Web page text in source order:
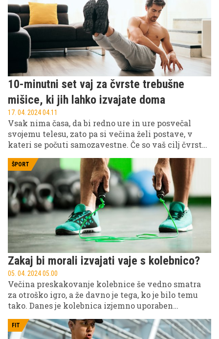
hujšanje, povečanje moči, mišične mase itd. A
katere in kako težke uteži izbrati, da boste prišli do
rezultata? Imamo odgovor(e).
10-minutni set vaj za čvrste trebušne
mišice, ki jih lahko izvajate doma
17. 04. 2024 04.11
Vsak nima časa, da bi redno ure in ure posvečal
svojemu telesu, zato pa si večina želi postave, v
kateri se počuti samozavestne. Če so vaš cilj čvrste
vam predlagamo, da se za krepitev trebušnih mišic
poslužite naslednjega sklopa vaj, ki vam bo vzel
vsega deset minut, rezultat pa ne bo izostal.
ŠPORT
Zakaj bi morali izvajati vaje s kolebnico?
05. 04. 2024 05.00
Večina preskakovanje kolebnice še vedno smatra
za otroško igro, a že davno je tega, ko je bilo temu
tako. Danes je kolebnica izjemno uporaben
zdravje in telo.
FIT